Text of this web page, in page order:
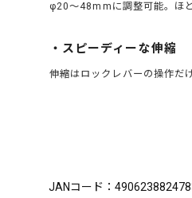
φ20～48mmに調整可能。ほ
・スピーディーな伸縮
伸縮はロックレバーの操作だ
JANコード：